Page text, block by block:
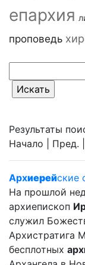
епархия
проповедь
Результаты
Начало | Пред. |
Архиерейские
На прошлой
архиепископ
служил
Архистратига
бесплотных арх